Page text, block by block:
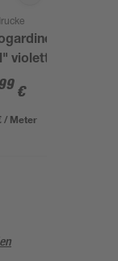
"Javine
violett
€
/ Meter